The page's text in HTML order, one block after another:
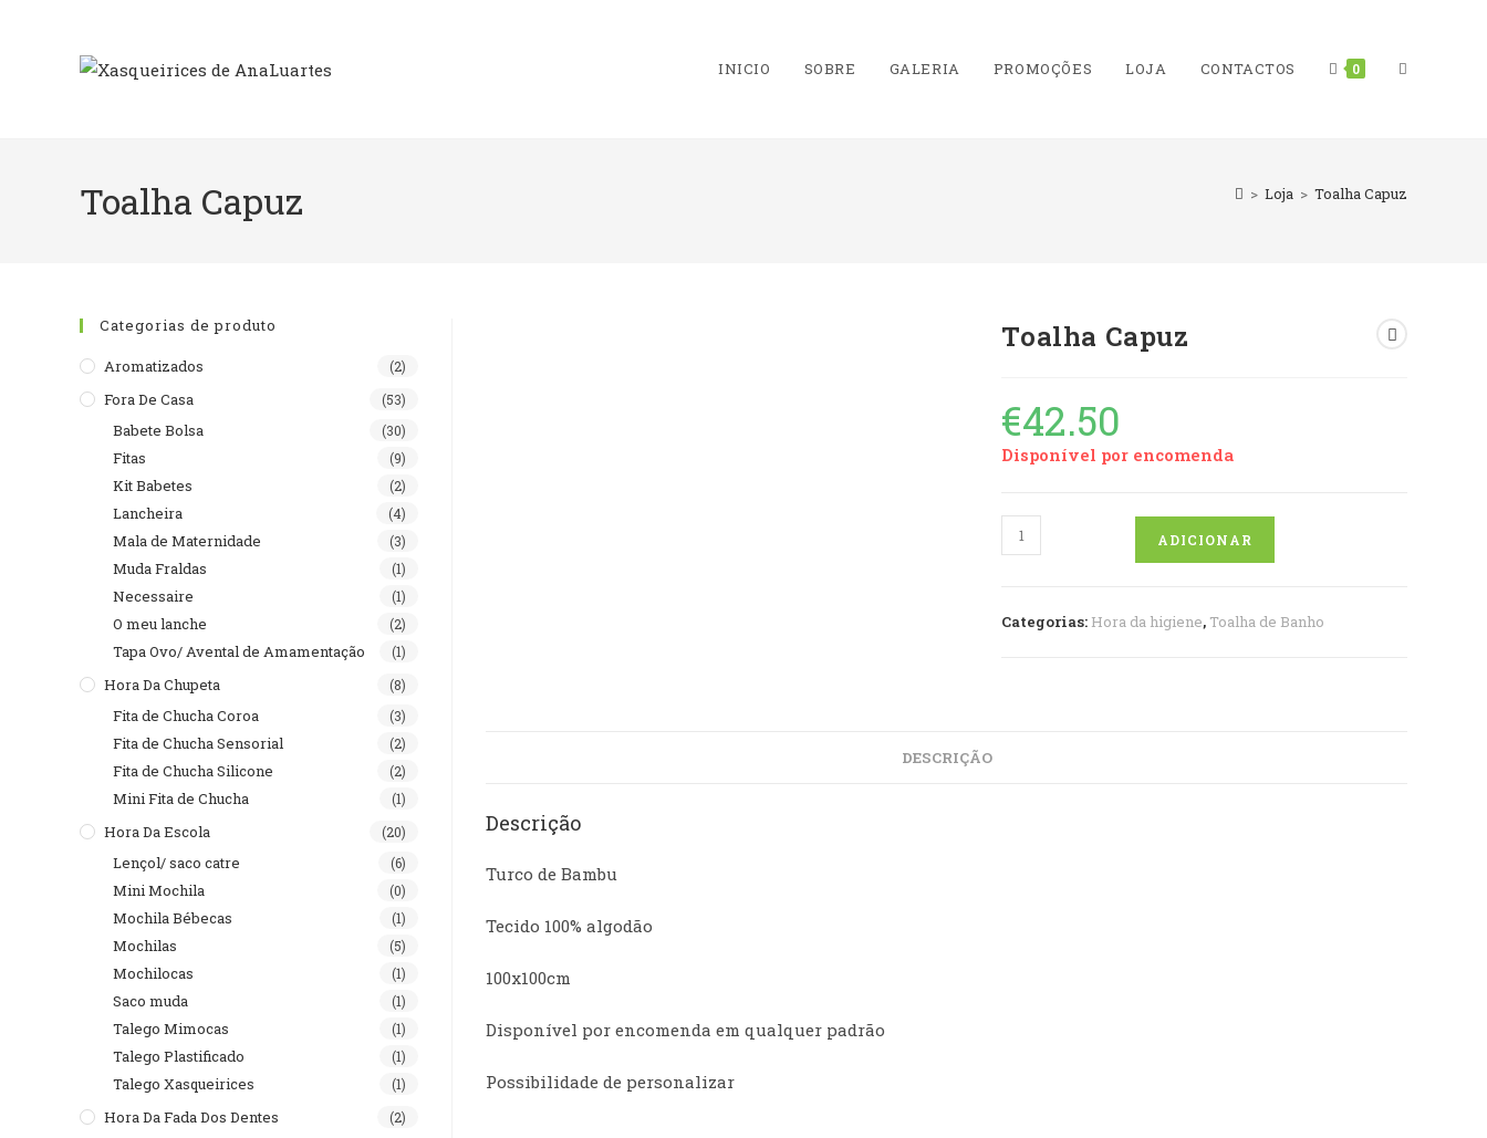
INICIO SOBRE GALERIA PROMOÇÕES LOJA CONTACTOS 0 TOGGLE
Toalha Capuz > Loja > Toalha Capuz
Toalha Capuz
€42.50
Disponível por encomenda
Quantidade
de
ADICIONAR
Categorias: Hora da higiene, Toalha de Banho
DESCRIÇÃO
Descrição
Turco de Bambu
Tecido 100% algodão
100x100cm
Disponível por encomenda em qualquer padrão
Possibilidade de personalizar
Categorias de produto
Aromatizados (2)
Fora De Casa (53)
Babete Bolsa (30)
Fitas (9)
Kit Babetes (2)
Lancheira (4)
Mala de Maternidade (3)
Muda Fraldas (1)
Necessaire (1)
O meu lanche (2)
Tapa Ovo/ Avental de Amamentação (1)
Hora Da Chupeta (8)
Fita de Chucha Coroa (3)
Fita de Chucha Sensorial (2)
Fita de Chucha Silicone (2)
Mini Fita de Chucha (1)
Hora Da Escola (20)
Lençol/ saco catre (6)
Mini Mochila (0)
Mochila Bébecas (1)
Mochilas (5)
Mochilocas (1)
Saco muda (1)
Talego Mimocas (1)
Talego Plastificado (1)
Talego Xasqueirices (1)
Hora Da Fada Dos Dentes (2)